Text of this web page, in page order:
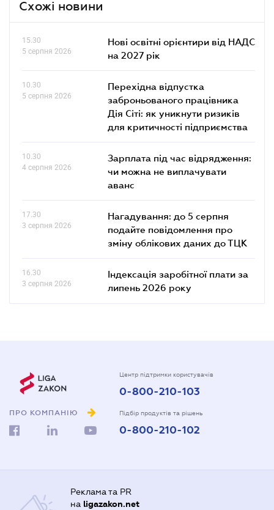
Схожі новини
15.30
5 серпня 2026
Нові освітні орієнтири від НАДС
на 2027 рік
10.30
5 серпня 2026
Перехідна відпустка
заброньованого працівника
Дія Сіті: як уникнути ризиків
для критичності підприємства
10.30
4 серпня 2026
Зарплата під час відрядження:
чи можна не виплачувати
аванс
17.30
3 серпня 2026
Нагадування: до 5 серпня
подайте повідомлення про
зміну облікових даних до ТЦК
16.30
3 серпня 2026
Індексація заробітної плати за
липень 2026 року
ПРО КОМПАНІЮ
Центр підтримки користувачів
0-800-210-103
Підбір продуктів та рішень
0-800-210-102
Реклама та PR
на ligazakon.net